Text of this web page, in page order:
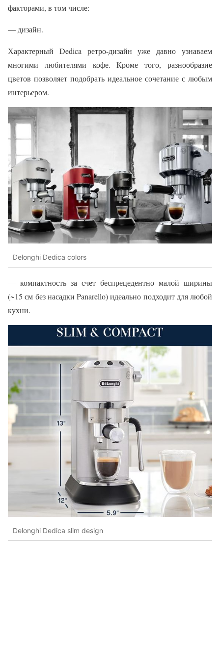
факторами, в том числе:
— дизайн.
Характерный Dedica ретро-дизайн уже давно узнаваем
многими любителями кофе. Кроме того, разнообразие
цветов позволяет подобрать идеальное сочетание с любым
интерьером.
Delonghi Dedica colors
— компактность за счет беспрецедентно малой ширины
(~15 см без насадки Panarello) идеально подходит для любой
кухни.
Delonghi Dedica slim design